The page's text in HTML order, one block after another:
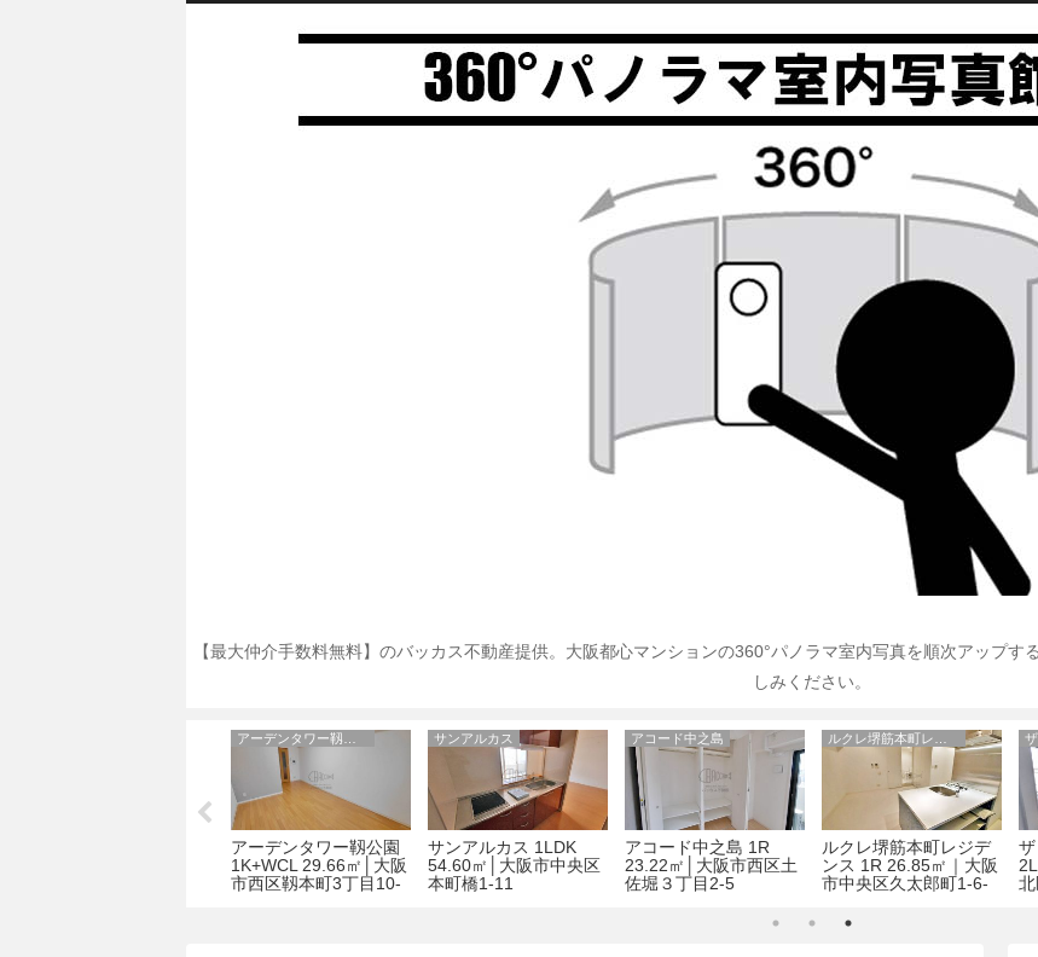
【最大仲介手数料無料】のバッカス不動産提供。大阪都心マンションの360°パノラマ室内写真を順次アップ
しみください。
アーデンタワー靱公園
1K+WCL 29.66㎡│大阪
市西区靱本町3丁目10-
サンアルカス
サンアルカス 1LDK
54.60㎡│大阪市中央区
本町橋1-11
アコード中之島
アコード中之島 1R
23.22㎡│大阪市西区土
佐堀３丁目2-5
ルクレ堺筋本町レジデ
ンス 1R 26.85㎡｜大阪
市中央区久太郎町1-6-